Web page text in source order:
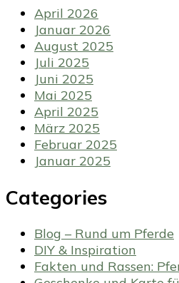
April 2026
Januar 2026
August 2025
Juli 2025
Juni 2025
Mai 2025
April 2025
März 2025
Februar 2025
Januar 2025
Categories
Blog – Rund um Pferde
DIY & Inspiration
Fakten und Rassen: